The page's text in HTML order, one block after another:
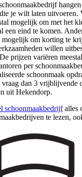
je wilt laten uitvoeren.
mogelijk om met het
een eind te komen.
mogelijk om korting te
willen
prijzen variëren
per
schoonmaak
dan 3 vrijblijvende
uit Hekendorp.
schoonmaakbedrijfalles
te lezen,